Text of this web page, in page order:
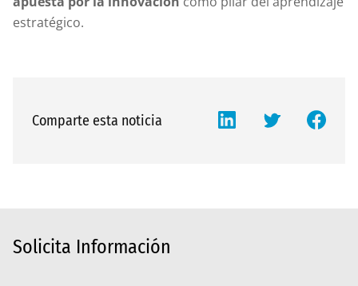
estratégico.
Comparte esta noticia
Solicita Información